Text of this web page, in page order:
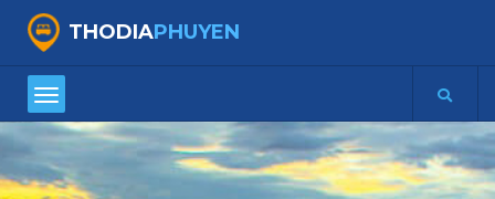
THODIAPHUYEN